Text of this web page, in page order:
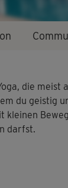
die
du geistig
darfst.